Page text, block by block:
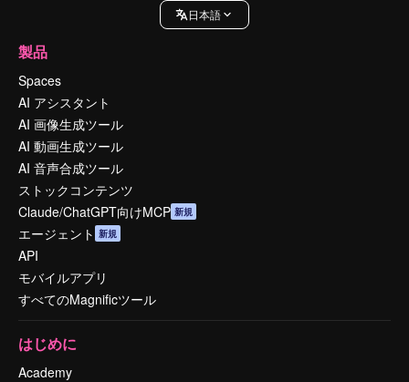
日本語
製品
Spaces
AI アシスタント
AI 画像生成ツール
AI 動画生成ツール
AI 音声合成ツール
ストックコンテンツ
Claude/ChatGPT向けMCP 新規
エージェント 新規
API
モバイルアプリ
すべてのMagnificツール
はじめに
Academy